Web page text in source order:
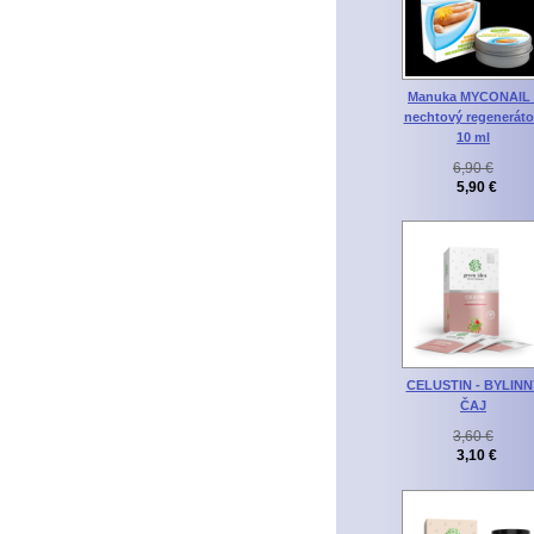
Manuka MYCONAIL
nechtový
10 ml
6,90 €
5,90 €
CELUSTIN -
ČAJ
3,60 €
3,10 €